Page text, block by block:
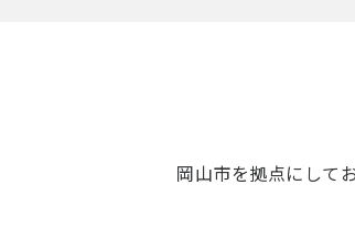
岡山市を拠点にして